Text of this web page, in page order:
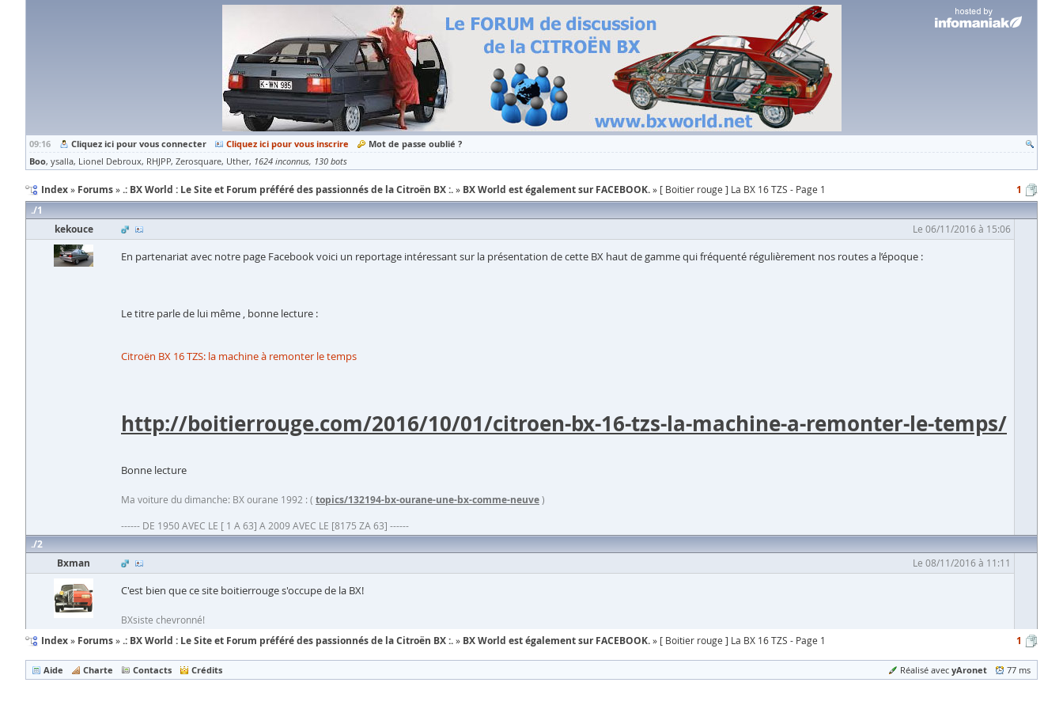
09:16 Cliquez ici pour vous connecter Cliquez ici pour vous inscrire
Mot de passe oublié ?
Boo ysalla Lionel Debroux RHJPP Zerosquare Uther 1624 inconnus 130 bots
Index Forums .: BX World : Le Site et Forum préféré des passionnés de la Citroën BX :. BX World est également sur FACEBOOK. [ Boitier rouge ] La BX 16 TZS - Page 1
1
1
kekouce
Le 06/11/2016 à 15:06
En partenariat avec notre page Facebook voici un reportage intéressant sur la présentation de cette BX haut de gamme qui fréquenté régulièrement nos routes a l’époque :
Le titre parle de lui même , bonne lecture :
Citroën BX 16 TZS: la machine à remonter le temps
http://boitierrouge.com/2016/10/01/citroen-bx-16-tzs-la-machine-a-remonter-le-temps/
Bonne lecture
Ma voiture du dimanche: BX ourane 1992 : ( topics/132194-bx-ourane-une-bx-comme-neuve)
------ DE 1950 AVEC LE [ 1 A 63] A 2009 AVEC LE [8175 ZA 63] ------
2
Bxman
Le 08/11/2016 à 11:11
C'est bien que ce site boitierrouge s'occupe de la BX!
BXsiste chevronné!
Index Forums .: BX World : Le Site et Forum préféré des passionnés de la Citroën BX :. BX World est également sur FACEBOOK. [ Boitier rouge ] La BX 16 TZS - Page 1 1
Aide Charte Contacts Crédits Réalisé avec yAronet 77 ms